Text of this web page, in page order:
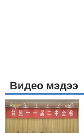
Видео мэдээ